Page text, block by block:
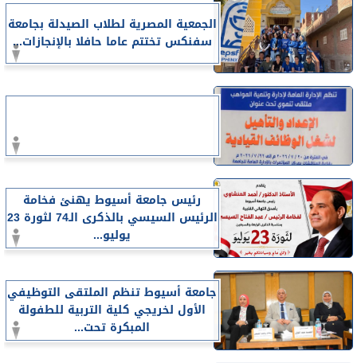
الجمعية المصرية لطلاب الصيدلة بجامعة
سفنكس تختتم عاما حافلا بالإنجازات...
رئيس جامعة أسيوط يهنئ فخامة
الرئيس السيسي بالذكرى الـ74 لثورة 23
يوليو...
جامعة أسيوط تنظم الملتقى التوظيفي
الأول لخريجي كلية التربية للطفولة
المبكرة تحت...